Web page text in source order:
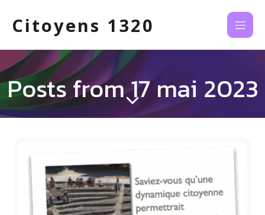
Citoyens 1320
Posts from 17 mai 2023